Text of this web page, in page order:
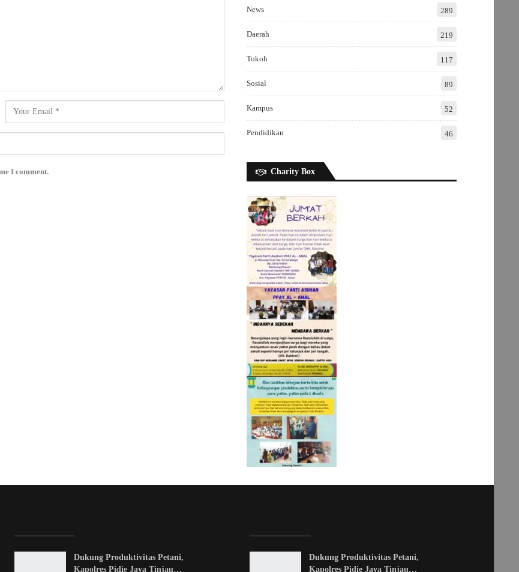
I comment.
News 289
Daerah 219
Tokoh 117
Sosial 89
Kampus 52
Pendidikan 46
Charity Box
Dukung Produktivitas Petani,
Kapolres Pidie Jaya Tinjau…
Dukung Produktivitas Petani,
Kapolres Pidie Jaya Tinjau…